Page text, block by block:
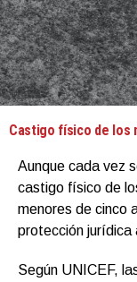
Castigo físico de los
Aunque cada vez
castigo físico de
menores de cinco
protección jurídica
Según UNICEF,